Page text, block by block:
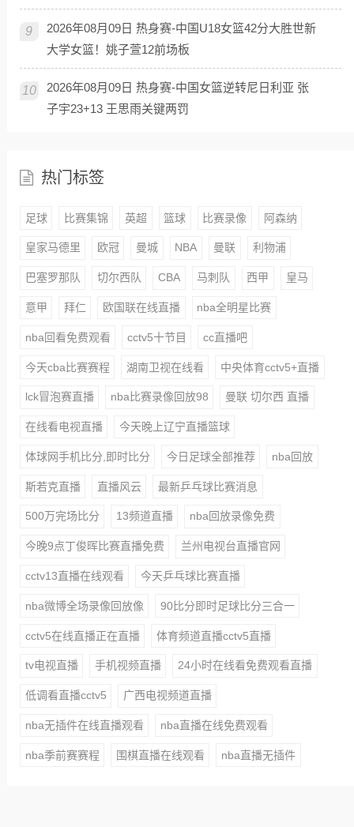
9
2026年08月09日 热身赛-中国U18女篮42分大胜世新
大学女篮！姚子萱12前场板
10
2026年08月09日 热身赛-中国女篮逆转尼日利亚 张
子宇23+13 王思雨关键两罚
热门标签
足球 比赛集锦 英超 篮球 比赛录像 阿森纳
皇家马德里 欧冠 曼城 NBA 曼联 利物浦
巴塞罗那队 切尔西队 CBA 马刺队 西甲 皇马
意甲 拜仁 欧国联在线直播 nba全明星比赛
nba回看免费观看 cctv5十节目 cc直播吧
今天cba比赛赛程 湖南卫视在线看 中央体育cctv5+直播
lck冒泡赛直播 nba比赛录像回放98 曼联 切尔西 直播
在线看电视直播 今天晚上辽宁直播篮球
体球网手机比分,即时比分 今日足球全部推荐 nba回放
斯若克直播 直播风云 最新乒乓球比赛消息
500万完场比分 13频道直播 nba回放录像免费
今晚9点丁俊晖比赛直播免费 兰州电视台直播官网
cctv13直播在线观看 今天乒乓球比赛直播
nba微博全场录像回放像 90比分即时足球比分三合一
cctv5在线直播正在直播 体育频道直播cctv5直播
tv电视直播 手机视频直播 24小时在线看免费观看直播
低调看直播cctv5 广西电视频道直播
nba无插件在线直播观看 nba直播在线免费观看
nba季前赛赛程 围棋直播在线观看 nba直播无插件